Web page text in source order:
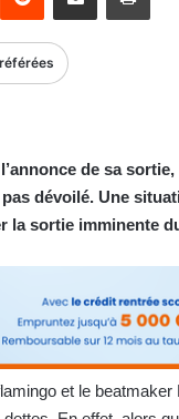
de sa
dévoilé. Une
la sortie imminente
et le